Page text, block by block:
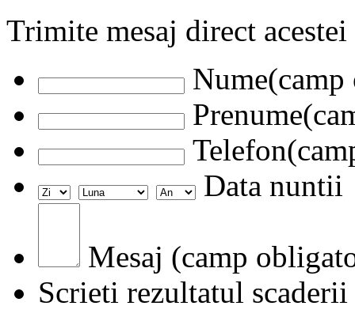
Trimite mesaj direct
Data nuntii
Mesaj (camp
Scrieti rezultatul scaderii